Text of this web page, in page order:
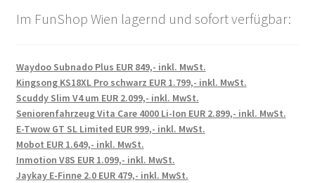
Im FunShop Wien lagernd und sofort verfügbar:
Waydoo Subnado Plus EUR 849,- inkl. MwSt.
Kingsong KS18XL Pro schwarz EUR 1.799,- inkl. MwSt.
Scuddy Slim V4 um EUR 2.099,- inkl. MwSt.
Seniorenfahrzeug Vita Care 4000 Li-Ion EUR 2.899,- inkl. MwSt.
E-Twow GT SL Limited EUR 999,- inkl. MwSt.
Mobot EUR 1.649,- inkl. MwSt.
Inmotion V8S EUR 1.099,- inkl. MwSt.
Jaykay E-Finne 2.0 EUR 479,- inkl. MwSt.